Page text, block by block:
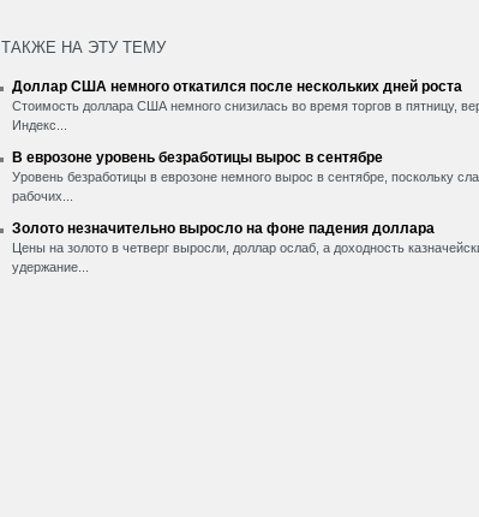
ТАКЖЕ НА ЭТУ ТЕМУ
Доллар США немного откатился после нескольких дней роста
Стоимость доллара США немного снизилась во время торгов в пятницу,
Индекс...
В еврозоне уровень безработицы вырос в сентябре
Уровень безработицы в еврозоне немного вырос в сентябре, поскольку
рабочих...
Золото незначительно выросло на фоне падения доллара
Цены на золото в четверг выросли, доллар ослаб, а доходность
удержание...